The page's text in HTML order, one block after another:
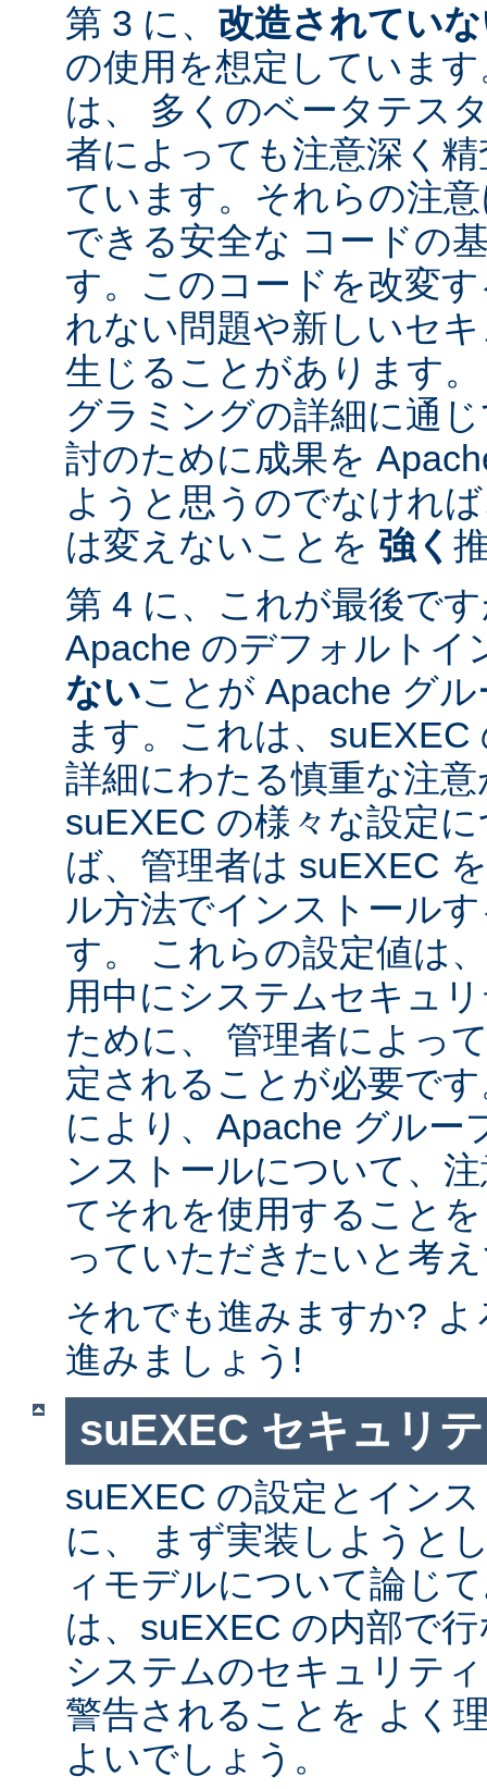
第 3 に、 改造されてい
の使用を想定していま
は、 多くのベータテス
者によっても注意深く
ています。それらの注
できる安全な コードの
す。このコードを改変
れない問題や新しいセ
生じることがあります
グラミングの詳細に通
討のために成果を
ようと思うのでなけれ
は変えないことを 強く
第 4 に、これが最後で
Apache のデフォルトイ
ないことが Apache グ
ます。これは、
詳細にわたる慎重な注
suEXEC の様々な設定
ば、管理者は suEXEC
ル方法でインストール
す。 これらの設定値は
用中にシステムセキュ
ために、 管理者によっ
定されることが必要で
により、Apache グルー
ンストールについて、
てそれを使用すること
っていただきたいと考
それでも進みますか?
進みましょう!
suEXEC セキュリ
suEXEC の設定とイン
に、 まず実装しようと
ィモデルについて論じ
は、suEXEC の内部で
システムのセキュリテ
警告されることを よく
よいでしょう。